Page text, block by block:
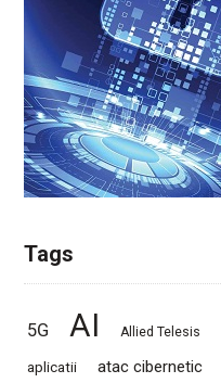
Tags
5G AI Allied Telesis
aplicatii atac cibernetic